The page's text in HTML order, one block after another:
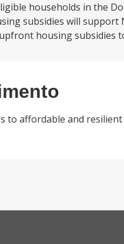
households in the
subsidies will support
housing subsidies
to affordable and